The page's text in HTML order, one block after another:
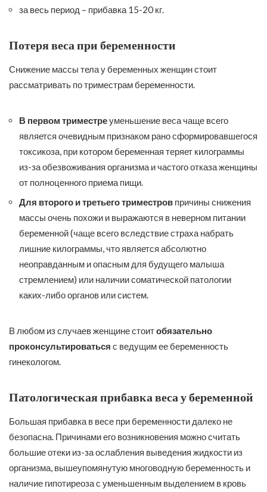
за весь период – прибавка 15-20 кг.
Потеря веса при беременности
Снижение массы тела у беременных женщин стоит
рассматривать по триместрам беременности.
В первом триместреуменьшение веса чаще всего
является очевидным признаком рано сформировавшегося
токсикоза, при котором беременная теряет килограммы
из-за обезвоживания организма и частого отказа женщины
от полноценного приема пищи.
Для второго и третьего триместров причины снижения
массы очень похожи и выражаются в неверном питании
беременной (чаще всего вследствие страха набрать
лишние килограммы, что является абсолютно
неоправданным и опасным для будущего малыша
стремлением) или наличии соматической патологии
каких-либо органов или систем.
В любом из случаев женщине стоитобязательно
проконсультироваться с ведущим ее беременность
гинекологом.
Патологическая прибавка веса у беременной
Большая прибавка в весе при беременности далеко не
безопасна. Причинами его возникновения можно считать
большие отеки из-за ослабления выведения жидкости из
организма, вышеупомянутую многоводную беременность и
наличие гипотиреоза с уменьшенным выделением в кровь